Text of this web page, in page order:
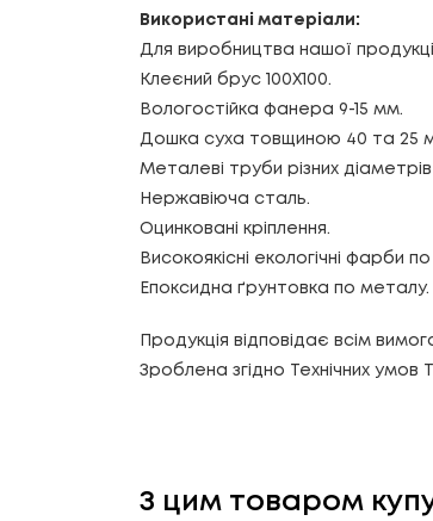
Використані матеріали:
Для виробництва нашої
Клеєний брус 100Х100.
Вологостійка фанера 9-15 мм.
Дошка суха товщиною 40 та 25
Металеві труби різних
Нержавіюча сталь.
Оцинковані кріплення.
Високоякісні екологічні
Епоксидна ґрунтовка по металу.
Продукція відповідає всім
Зроблена згідно Технічних умов
З цим товаром